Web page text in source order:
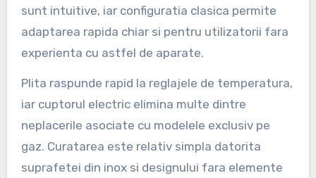
sunt intuitive, iar configuratia clasica permite
adaptarea rapida chiar si pentru utilizatorii fara
experienta cu astfel de aparate.
Plita raspunde rapid la reglajele de temperatura,
iar cuptorul electric elimina multe dintre
neplacerile asociate cu modelele exclusiv pe
gaz. Curatarea este relativ simpla datorita
suprafetei din inox si designului fara elemente